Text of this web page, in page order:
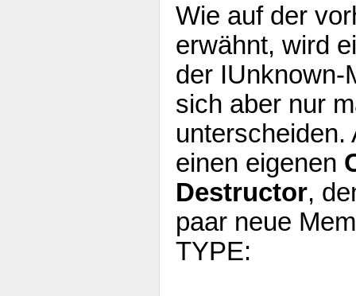
Wie auf der
erwähnt, wird
der IUnknown-
sich aber nur
unterscheiden.
einen eigenen
Destructor,
paar neue
TYPE: